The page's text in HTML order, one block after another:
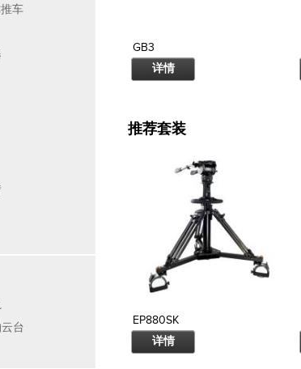
车
台
GB3
详情
推荐套装
EP880SK
详情